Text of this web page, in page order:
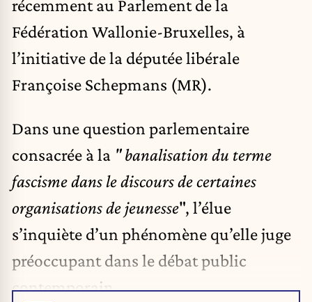
récemment au Parlement de la
Fédération Wallonie-Bruxelles, à
l’initiative de la députée libérale
Françoise Schepmans (MR).
Dans une question parlementaire
consacrée à la " banalisation du terme
fascisme dans le discours de certaines
organisations de jeunesse", l’élue
s’inquiète d’un phénomène qu’elle juge
préoccupant dans le débat public
contemporain.